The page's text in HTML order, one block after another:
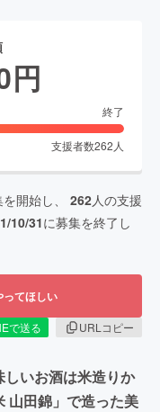
円
終了
支援者数262 人
開始し、 262人の支援
10/31に募集を終了し
ってほしい
で送る
URLコピー
しいお酒は米造りか
山田錦」で造った美